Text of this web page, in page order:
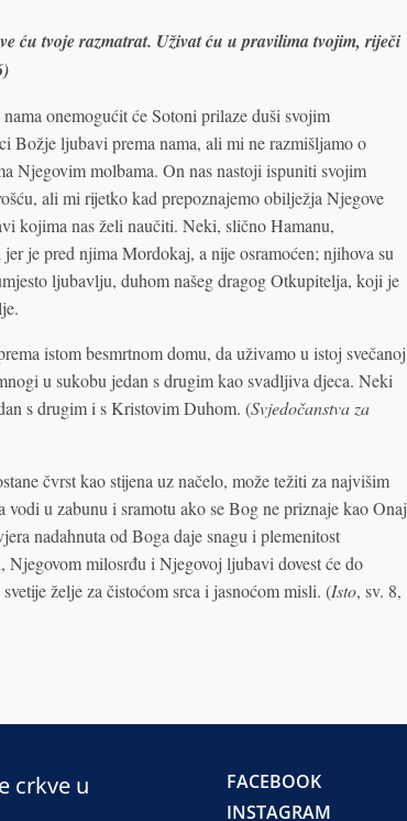
ću tvoje razmatrat. Uživat ću u pravilima tvojim, riječi
onemogućit će Sotoni prilaze duši svojim
Božje ljubavi prema nama, ali mi ne razmišljamo o
Njegovim molbama. On nas nastoji ispuniti svojim
ali mi rijetko kad prepoznajemo obilježja Njegove
kojima nas želi naučiti. Neki, slično Hamanu,
je pred njima Mordokaj, a nije osramoćen; njihova su
ljubavlju, duhom našeg dragog Otkupitelja, koji je
istom besmrtnom domu, da uživamo u istoj svečanoj
u sukobu jedan s drugim kao svadljiva djeca. Neki
s drugim i s Kristovim Duhom. (Svjedočanstva za
čvrst kao stijena uz načelo, može težiti za najvišim
u zabunu i sramotu ako se Bog ne priznaje kao Onaj
nadahnuta od Boga daje snagu i plemenitost
milosrđu i Njegovoj ljubavi dovest će do
želje za čistoćom srca i jasnoćom misli. (Isto, sv. 8,
crkve u
FACEBOOK
INSTAGRAM